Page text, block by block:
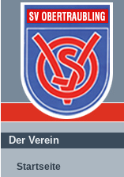
Der Verein
Startseite